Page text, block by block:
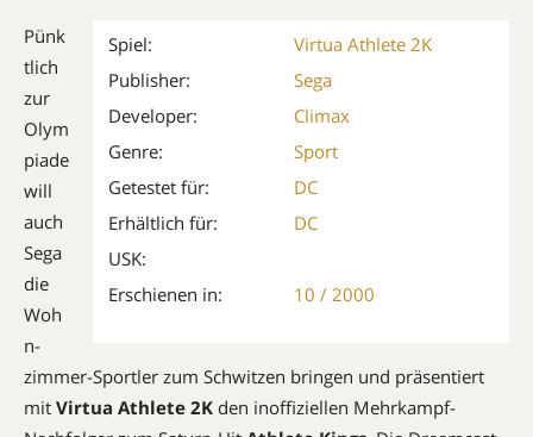
Spiel:
Virtua Athlete 2K
Publisher:
Sega
Developer:
Climax
Genre:
Sport
Getestet für:
DC
Erhältlich für:
DC
USK:
Erschienen in:
10 / 2000
Pünk
tlich
zur
Olym
piade
will
auch
Sega
die
Woh
n­
zim­mer-Sportler zum Schwit­zen bringen und präsentiert
mit Virtua Athlete 2K den inoffiziellen Mehrkampf-